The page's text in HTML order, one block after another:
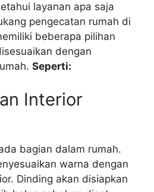
layanan apa saja
pengecatan rumah di
beberapa pilihan
dengan
Seperti:
Interior
bagian dalam rumah.
warna dengan
Dinding akan disiapkan